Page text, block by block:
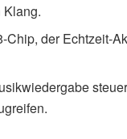
Klang.
der Echtzeit-